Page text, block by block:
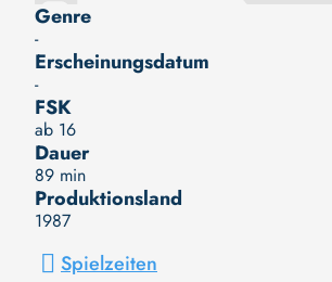
Genre
-
Erscheinungsdatum
-
FSK
ab 16
Dauer
89 min
Produktionsland
1987
Spielzeiten